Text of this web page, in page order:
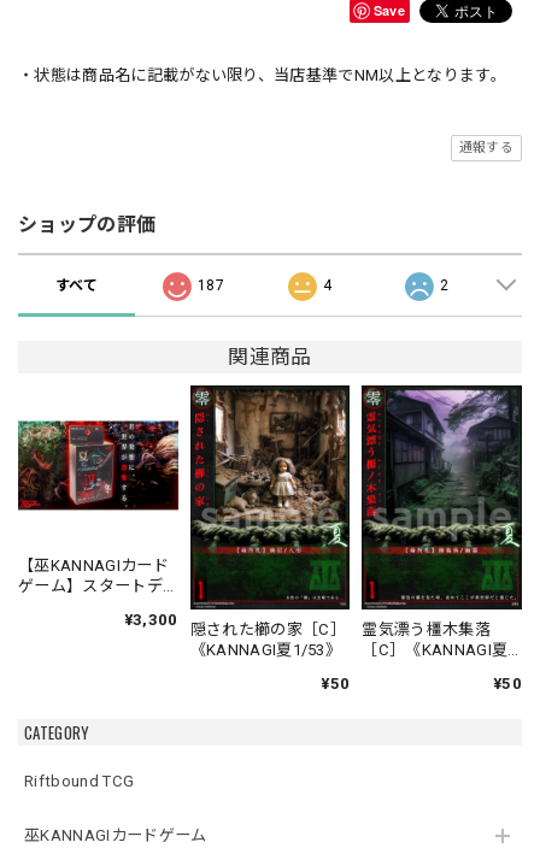
CATEGORY
Riftbound TCG
巫KANNAGIカードゲーム
Save
・状態は商品名に記載がない限り、当店基準でNM以上となります。
通報する
ショップの評価
すべて 187 4 2
関連商品
【巫KANNAGIカード
ゲーム】スタートデ
¥3,300
隠された櫛の家［C］
《KANNAGI夏1/53》
¥50
霊気漂う橿木集落
［C］《KANNAGI夏
¥50